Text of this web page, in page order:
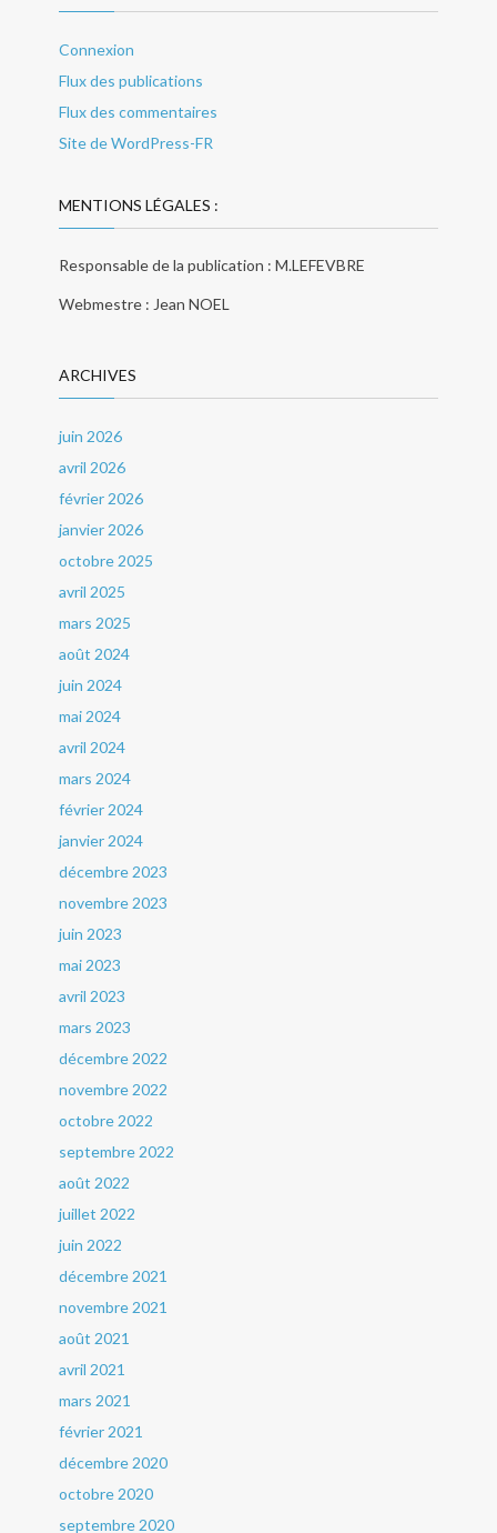
Connexion
Flux des publications
Flux des commentaires
Site de WordPress-FR
MENTIONS LÉGALES :
Responsable de la publication : M.LEFEVBRE
Webmestre : Jean NOEL
ARCHIVES
juin 2026
avril 2026
février 2026
janvier 2026
octobre 2025
avril 2025
mars 2025
août 2024
juin 2024
mai 2024
avril 2024
mars 2024
février 2024
janvier 2024
décembre 2023
novembre 2023
juin 2023
mai 2023
avril 2023
mars 2023
décembre 2022
novembre 2022
octobre 2022
septembre 2022
août 2022
juillet 2022
juin 2022
décembre 2021
novembre 2021
août 2021
avril 2021
mars 2021
février 2021
décembre 2020
octobre 2020
septembre 2020